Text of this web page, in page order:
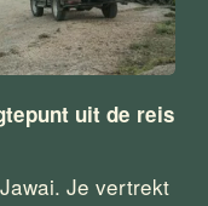
uit de reis
Je vertrekt